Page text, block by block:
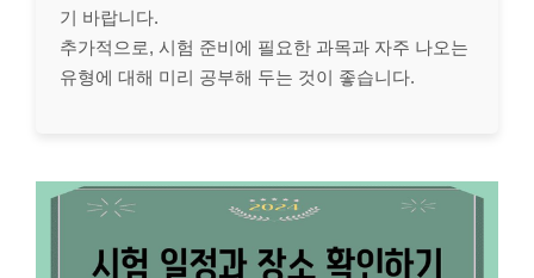
기 바랍니다.
추가적으로, 시험 준비에 필요한 과목과 자주 나오는
유형에 대해 미리 공부해 두는 것이 좋습니다.